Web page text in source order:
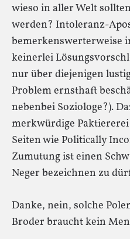
wieso in aller Welt
werden? Intoleranz-
bemerkenswerterweise
keinerlei
nur über diejenigen
Problem ernsthaft
nebenbei Soziologe?).
merkwürdige
Seiten wie Politically
Zumutung ist einen
Neger bezeichnen zu
Danke, nein, solche
Broder braucht kein